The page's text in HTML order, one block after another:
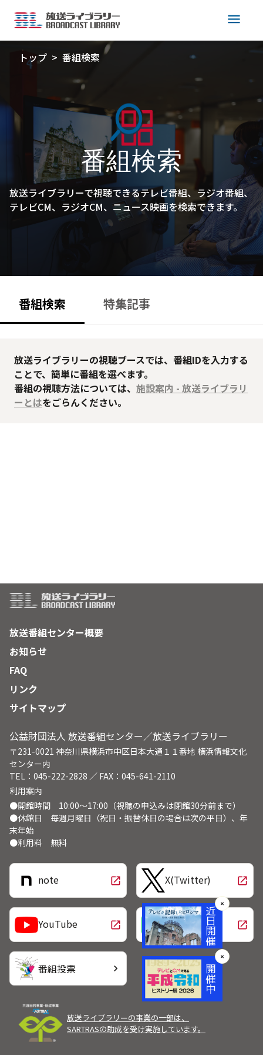
menu
トップ 番組検索
番組検索
放送ライブラリーで視聴できるテレビ番組、ラジオ番組、
テレビCM、ラジオCM、ニュース映画を検索できます。
番組検索 特集記事
放送ライブラリーの視聴ブースでは、番組IDを入力する
ことで、簡単に番組を選べます。
番組の視聴方法については、 施設案内 - 放送ライブラリ
ーとはをごらんください。
放送番組センター概要
お知らせ
FAQ
リンク
サイトマップ
公益財団法人 放送番組センター／放送ライブラリー
〒231-0021 神奈川県横浜市中区日本大通１１番地 横浜情報文化
センター内
TEL：045-222-2828 ／ FAX：045-641-2110
利用案内
●開館時間 10:00～17:00（視聴の申込みは閉館30分前まで）
●休館日 毎週月曜日（祝日・振替休日の場合は次の平日）、年
末年始
●利用料 無料
note open_in_new X(Twitter) open_in_new
YouTube open_in_new LINE open_in_new
番組投票 chevron_right
放送ライブラリーの事業の一部は、
SARTRASの助成を受け実施しています。
✕
✕